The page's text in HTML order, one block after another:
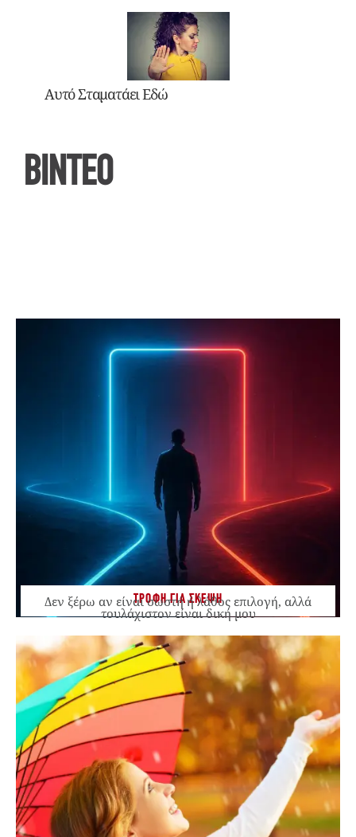
Αυτό Σταματάει Εδώ
ΒΙΝΤΕΟ
ΤΡΟΦΗ ΓΙΑ ΣΚΕΨΗ
Δεν ξέρω αν είναι σωστή ή λάθος επιλογή, αλλά
τουλάχιστον είναι δική μου